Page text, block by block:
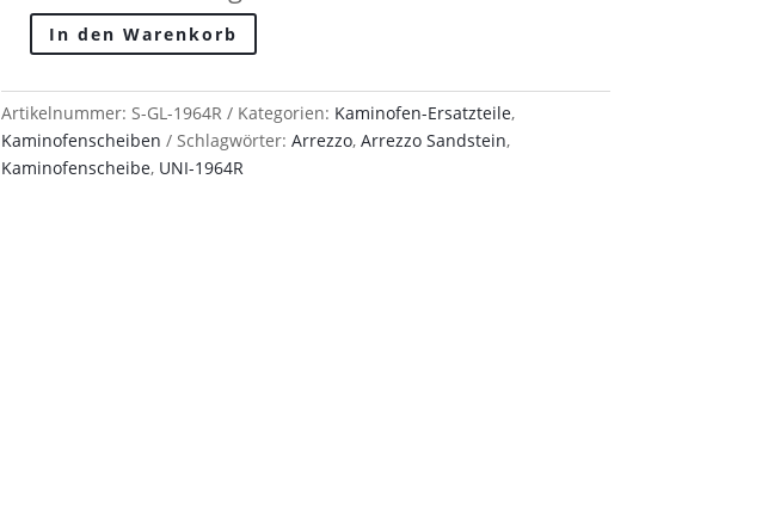
Techfire
UNI-
1964R
Menge
In den Warenkorb
Artikelnummer: S-GL-1964R Kategorien: Kaminofen-Ersatzteile,
Kaminofenscheiben
Schlagwörter: Arrezzo, Arrezzo Sandstein,
Kaminofenscheibe, UNI-1964R